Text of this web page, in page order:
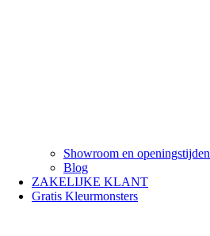
Showroom en openingstijden
Blog
ZAKELIJKE KLANT
Gratis Kleurmonsters